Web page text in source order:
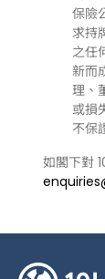
保險
求持
之任
新而
理、
或損
不保
如閣下對